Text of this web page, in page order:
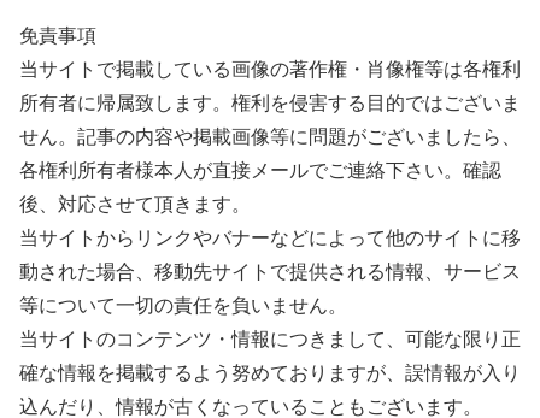
免責事項
当サイトで掲載している画像の著作権・肖像権等は各権利
所有者に帰属致します。権利を侵害する目的ではございま
せん。記事の内容や掲載画像等に問題がございましたら、
各権利所有者様本人が直接メールでご連絡下さい。確認
後、対応させて頂きます。
当サイトからリンクやバナーなどによって他のサイトに移
動された場合、移動先サイトで提供される情報、サービス
等について一切の責任を負いません。
当サイトのコンテンツ・情報につきまして、可能な限り正
確な情報を掲載するよう努めておりますが、誤情報が入り
込んだり、情報が古くなっていることもございます。